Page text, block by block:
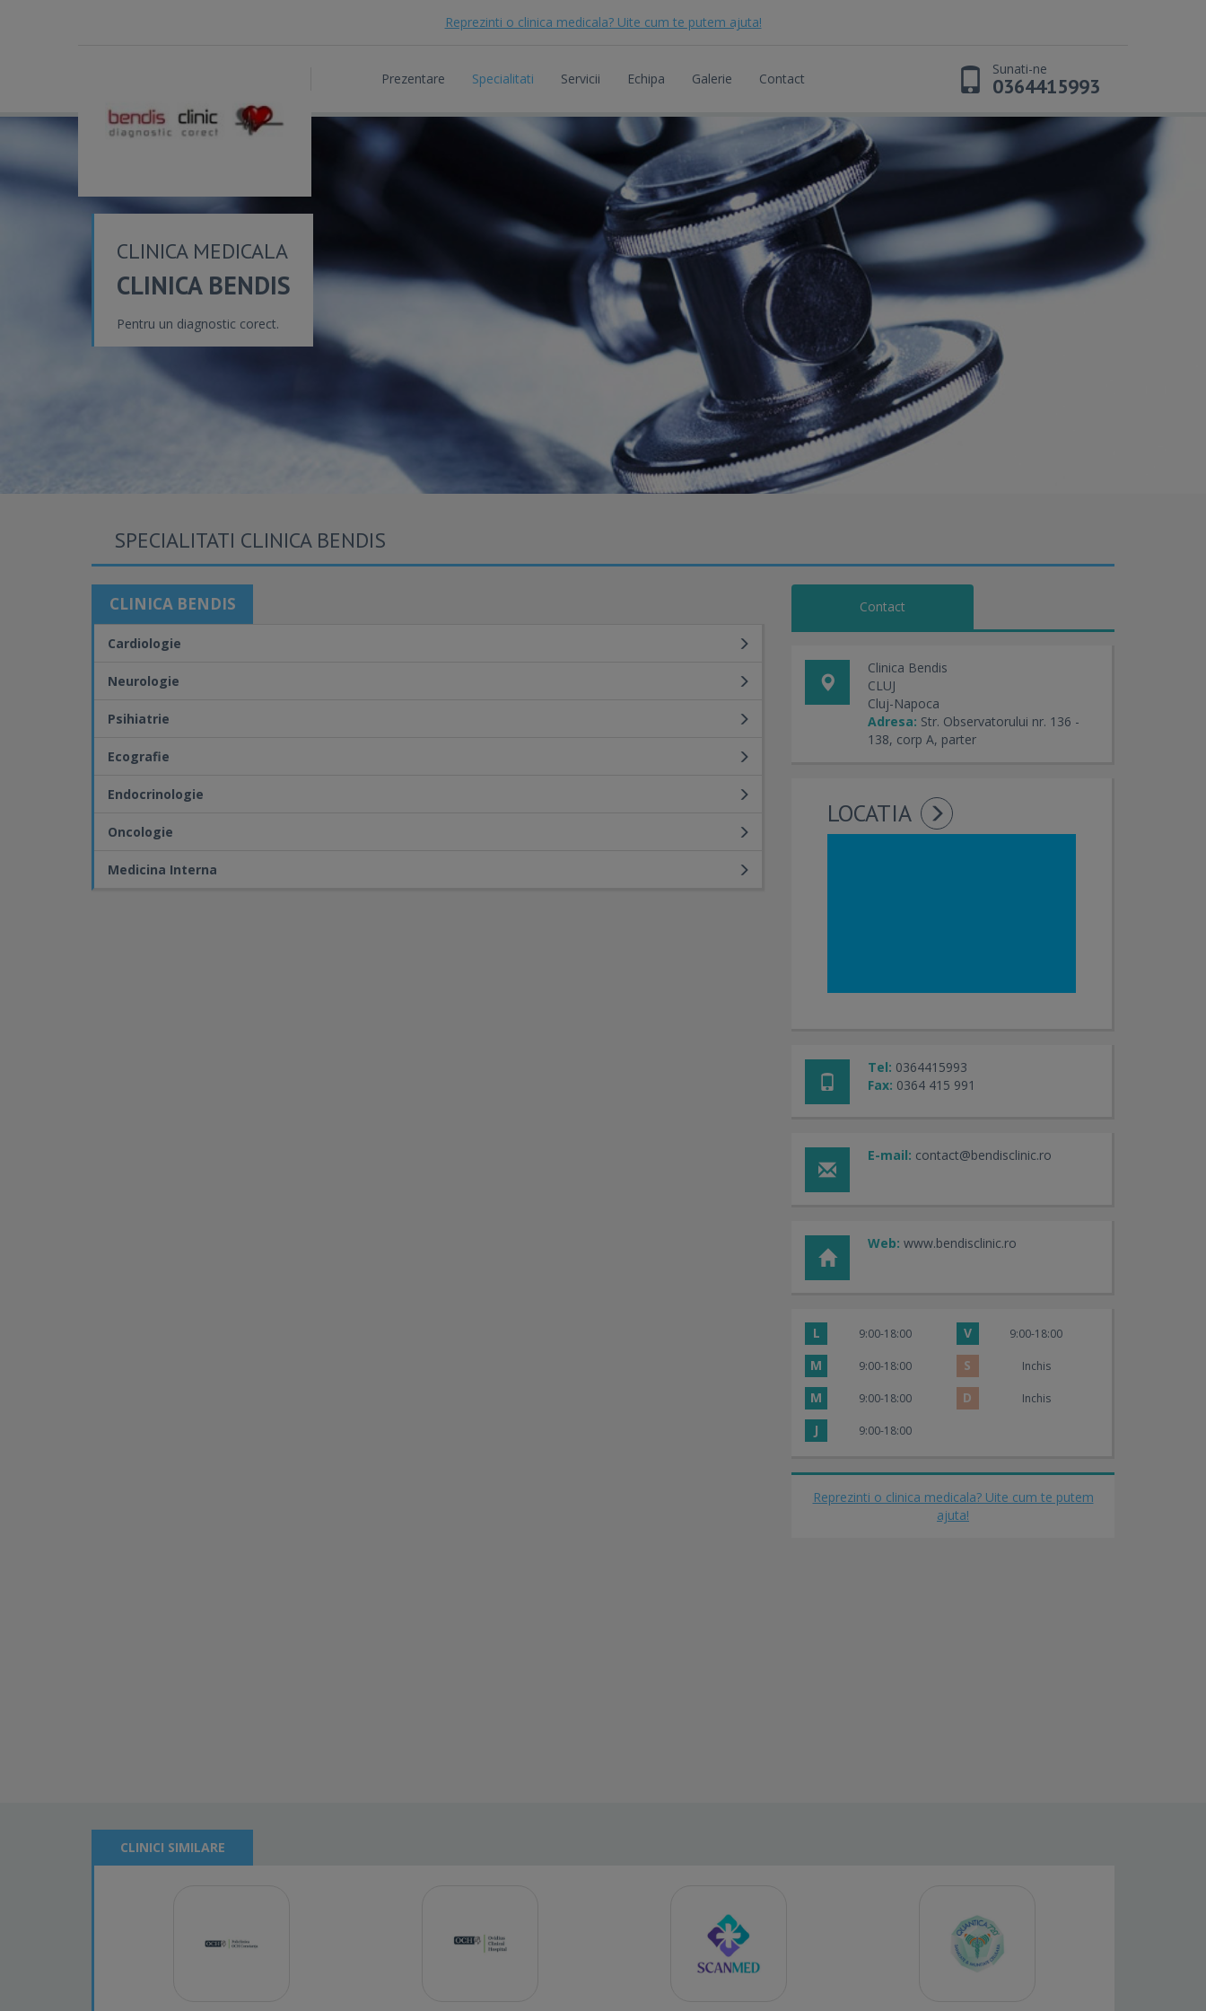
Reprezinti o clinica medicala? Uite cum te putem ajuta!
Prezentare Specialitati Servicii Echipa Galerie Contact
Sunati-ne
0364415993
CLINICA MEDICALA
CLINICA BENDIS
Pentru un diagnostic corect.
SPECIALITATI CLINICA BENDIS
CLINICA BENDIS
Cardiologie
Neurologie
Psihiatrie
Ecografie
Endocrinologie
Oncologie
Medicina Interna
Contact
Clinica Bendis
CLUJ
Cluj-Napoca
Adresa: Str. Observatorului nr. 136 -
138, corp A, parter
LOCATIA
Tel: 0364415993
Fax: 0364 415 991
E-mail: contact@bendisclinic.ro
Web: www.bendisclinic.ro
L 9:00-18:00 V 9:00-18:00
M 9:00-18:00 S Inchis
M 9:00-18:00 D Inchis
J 9:00-18:00
Reprezinti o clinica medicala? Uite cum te putem
ajuta!
CLINICI SIMILARE